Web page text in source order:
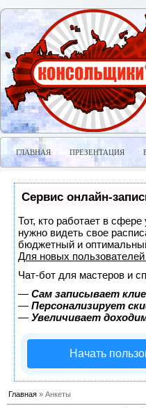
ГЛАВНАЯ ПРЕЗЕНТАЦИЯ
Сервис онлайн-
Тот, кто работает в
нужно видеть свое
бюджетный и
Для новых пользователей
Чат-бот для мастеров и
— Сам записывает
— Персонализирует
— Увеличивает
Начать
Главная » Анкеты